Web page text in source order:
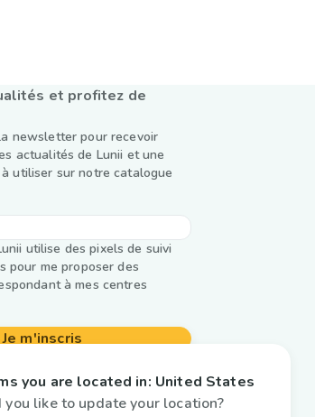
et profitez de
newsletter pour recevoir
actualités de Lunii et une
utiliser sur notre catalogue
utilise des pixels de suivi
pour me proposer des
à mes centres
Je m'inscris
par Lunii uniquement pour vous
En savoir plus sur lagestion
you are located in: United States
you like to update your location?